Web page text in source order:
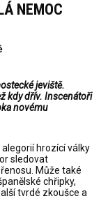
NEMOC
jeviště.
kdy dřív. Inscenátoři
novému
hrozící války
sledovat
Může také
chřipky,
tvrdé zkoušce a